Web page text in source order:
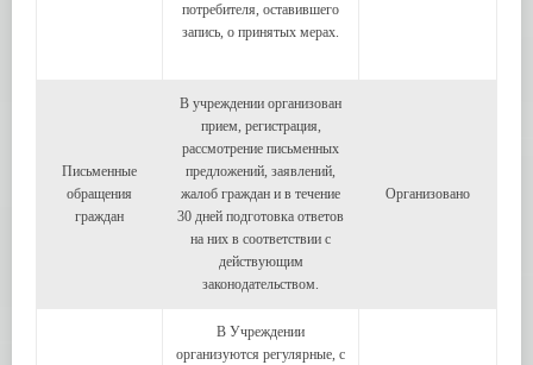
потребителя, оставившего
запись, о принятых мерах.
Письменные
обращения
граждан
В учреждении организован
прием, регистрация,
рассмотрение письменных
предложений, заявлений,
жалоб граждан и в течение
30 дней подготовка ответов
на них в соответствии с
действующим
законодательством.
Организовано
В Учреждении
организуются регулярные, с